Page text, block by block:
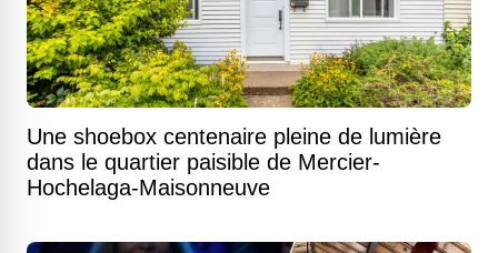
Une shoebox centenaire pleine de lumière
dans le quartier paisible de Mercier-
Hochelaga-Maisonneuve